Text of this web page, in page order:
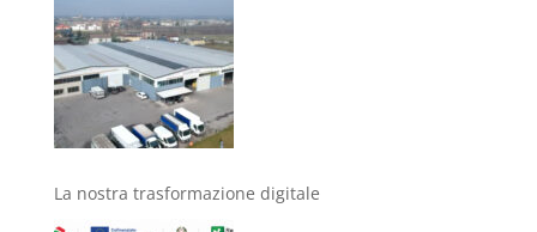
La nostra trasformazione digitale